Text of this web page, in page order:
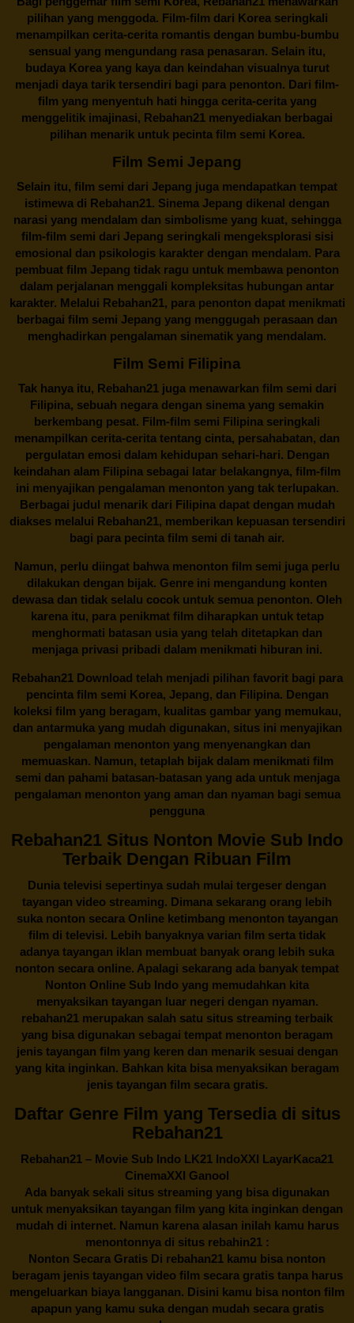
pilihan yang menggoda. Film-film dari Korea seringkali
menampilkan cerita-cerita romantis dengan bumbu-bumbu
sensual yang mengundang rasa penasaran. Selain itu,
budaya Korea yang kaya dan keindahan visualnya turut
menjadi daya tarik tersendiri bagi para penonton. Dari film-
film yang menyentuh hati hingga cerita-cerita yang
menggelitik imajinasi, Rebahan21 menyediakan berbagai
pilihan menarik untuk pecinta film semi Korea.
Film Semi Jepang
Selain itu, film semi dari Jepang juga mendapatkan tempat
istimewa di Rebahan21. Sinema Jepang dikenal dengan
narasi yang mendalam dan simbolisme yang kuat, sehingga
film-film semi dari Jepang seringkali mengeksplorasi sisi
emosional dan psikologis karakter dengan mendalam. Para
pembuat film Jepang tidak ragu untuk membawa penonton
dalam perjalanan menggali kompleksitas hubungan antar
karakter. Melalui Rebahan21, para penonton dapat menikmati
berbagai film semi Jepang yang menggugah perasaan dan
menghadirkan pengalaman sinematik yang mendalam.
Film Semi Filipina
Tak hanya itu, Rebahan21juga menawarkan film semi dari
Filipina, sebuah negara dengan sinema yang semakin
berkembang pesat. Film-film semi Filipina seringkali
menampilkan cerita-cerita tentang cinta, persahabatan, dan
pergulatan emosi dalam kehidupan sehari-hari. Dengan
keindahan alam Filipina sebagai latar belakangnya, film-film
ini menyajikan pengalaman menonton yang tak terlupakan.
Berbagai judul menarik dari Filipina dapat dengan mudah
diakses melalui Rebahan21, memberikan kepuasan tersendiri
bagi para pecinta film semi di tanah air.
Namun, perlu diingat bahwa menonton film semi juga perlu
dilakukan dengan bijak. Genre ini mengandung konten
dewasa dan tidak selalu cocok untuk semua penonton. Oleh
karena itu, para penikmat film diharapkan untuk tetap
menghormati batasan usia yang telah ditetapkan dan
menjaga privasi pribadi dalam menikmati hiburan ini.
Rebahan21Download telah menjadi pilihan favorit bagi para
pencinta film semi Korea, Jepang, dan Filipina. Dengan
koleksi film yang beragam, kualitas gambar yang memukau,
dan antarmuka yang mudah digunakan, situs ini menyajikan
pengalaman menonton yang menyenangkan dan
memuaskan. Namun, tetaplah bijak dalam menikmati film
semi dan pahami batasan-batasan yang ada untuk menjaga
pengalaman menonton yang aman dan nyaman bagi semua
pengguna
Rebahan21 Situs Nonton Movie Sub Indo
Terbaik Dengan Ribuan Film
Dunia televisi sepertinya sudah mulai tergeser dengan
tayangan video streaming. Dimana sekarang orang lebih
suka nonton secara Online ketimbang menonton tayangan
film di televisi. Lebih banyaknya varian film serta tidak
adanya tayangan iklan membuat banyak orang lebih suka
nonton secara online. Apalagi sekarang ada banyak tempat
Nonton Online Sub Indo yang memudahkan kita
menyaksikan tayangan luar negeri dengan nyaman.
rebahan21 merupakan salah satu situs streaming terbaik
yang bisa digunakan sebagai tempat menonton beragam
jenis tayangan film yang keren dan menarik sesuai dengan
yang kita inginkan. Bahkan kita bisa menyaksikan beragam
jenis tayangan film secara gratis.
Daftar Genre Film yang Tersedia di situs
Rebahan21
Rebahan21 – Movie Sub Indo LK21 IndoXXI LayarKaca21
CinemaXXI Ganool
Ada banyak sekali situs streaming yang bisa digunakan
untuk menyaksikan tayangan film yang kita inginkan dengan
mudah di internet. Namun karena alasan inilah kamu harus
menontonnya di situs rebahin21 :
Nonton Secara Gratis Di rebahan21 kamu bisa nonton
beragam jenis tayangan video film secara gratis tanpa harus
mengeluarkan biaya langganan. Disini kamu bisa nonton film
apapun yang kamu suka dengan mudah secara gratis